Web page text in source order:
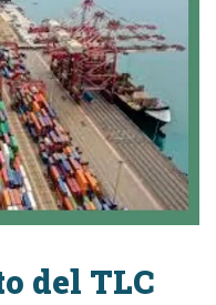
del TLC